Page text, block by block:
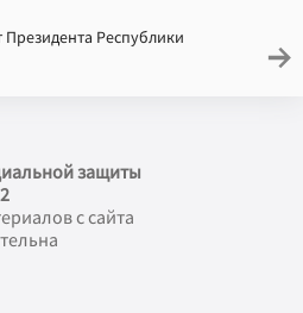
Республики
защиты
с сайта